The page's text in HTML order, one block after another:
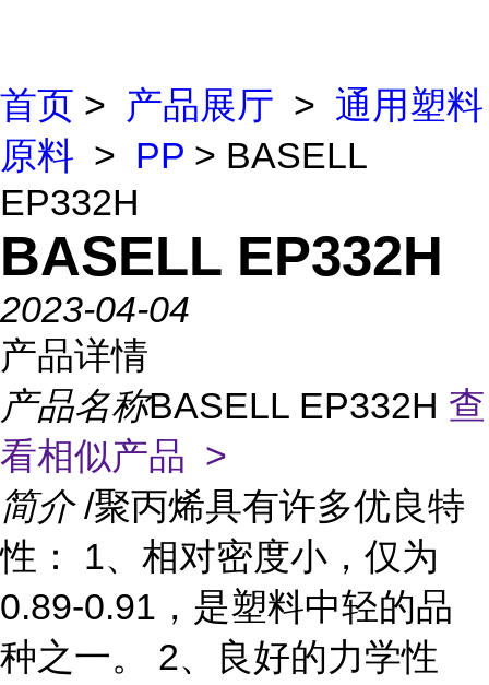
首页 > 产品展厅 > 通用塑料
原料 > PP > BASELL
EP332H
BASELL EP332H
2023-04-04
产品详情
产品名称BASELL EP332H 查
看相似产品 >
简介 /聚丙烯具有许多优良特
性： 1、相对密度小，仅为
0.89-0.91，是塑料中轻的品
种之一。 2、良好的力学性